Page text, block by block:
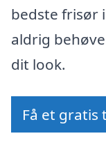
bedste frisør
aldrig
dit look.
Få et gratis